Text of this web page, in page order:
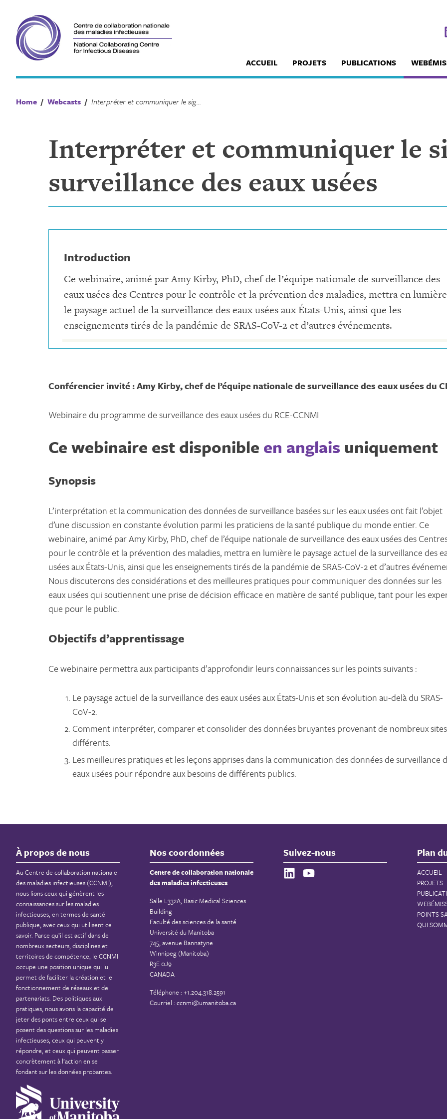
content
ACCUEIL PROJETS PUBLICATIONS
Home / Webcasts / Interpréter et communiquer le signal de la surveillance des eaux usées
Interpréter et communiquer le
surveillance des eaux usées
Introduction
Ce webinaire, animé par Amy Kirby, PhD, chef de l’équipe nationale de surveillance des
eaux usées des Centres pour le contrôle et la prévention des maladies, mettra en lumière
le paysage actuel de la surveillance des eaux usées aux États-Unis, ainsi que les
enseignements tirés de la pandémie de SRAS-CoV-2 et d’autres événements.
Conférencier invité : Amy Kirby, chef de l’équipe nationale de surveillance des eaux usées du
Webinaire du programme de surveillance des eaux usées du RCE-CCNMI
Ce webinaire est disponible en anglais uniquement
Synopsis
L’interprétation et la communication des données de surveillance basées sur les eaux usées ont fait l’objet
d’une discussion en constante évolution parmi les praticiens de la santé publique du monde entier. Ce
webinaire, animé par Amy Kirby, PhD, chef de l’équipe nationale de surveillance des eaux usées des
pour le contrôle et la prévention des maladies, mettra en lumière le paysage actuel de la surveillance des
usées aux États-Unis, ainsi que les enseignements tirés de la pandémie de SRAS-CoV-2 et d’autres
Nous discuterons des considérations et des meilleures pratiques pour communiquer des données sur les
eaux usées qui soutiennent une prise de décision efficace en matière de santé publique, tant pour les
que pour le public.
Objectifs d’apprentissage
Ce webinaire permettra aux participants d’approfondir leurs connaissances sur les points suivants :
Le paysage actuel de la surveillance des eaux usées aux États-Unis et son évolution au-delà du SRAS-
CoV-2.
Comment interpréter, comparer et consolider des données bruyantes provenant de nombreux sites
différents.
Les meilleures pratiques et les leçons apprises dans la communication des données de surveillance
eaux usées pour répondre aux besoins de différents publics.
À propos de nous
Au Centre de collaboration nationale
des maladies infectieuses (CCNMI),
nous lions ceux qui génèrent les
connaissances sur les maladies
infectieuses, en termes de santé
publique, avec ceux qui utilisent ce
savoir. Parce qu’il est actif dans de
nombreux secteurs, disciplines et
territoires de compétence, le CCNMI
occupe une position unique qui lui
permet de faciliter la création et le
fonctionnement de réseaux et de
partenariats. Des politiques aux
pratiques, nous avons la capacité de
jeter des ponts entre ceux qui se
posent des questions sur les maladies
infectieuses, ceux qui peuvent y
répondre, et ceux qui peuvent passer
concrètement à l’action en se
fondant sur les données probantes.
Nos coordonnées
Centre de collaboration nationale
des maladies infectieuses
Salle L332A, Basic Medical Sciences
Building
Faculté des sciences de la santé
Université du Manitoba
745, avenue Bannatyne
Winnipeg (Manitoba)
R3E 0J9
CANADA
Téléphone : +1.204.318.2591
Courriel : ccnmi@umanitoba.ca
Suivez-nous Plan
ACCUEIL
PROJETS
POINTS
QUI